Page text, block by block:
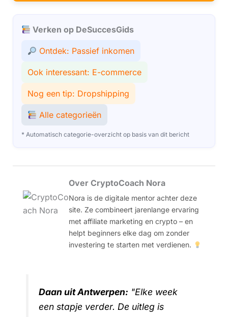
Verken op DeSuccesGids
Ontdek: Passief inkomen
Ook interessant: E-commerce
Nog een tip: Dropshipping
Alle categorieën
* Automatisch categorie-overzicht op basis van dit bericht
Over CryptoCoach Nora
Nora is de digitale mentor achter deze
site. Ze combineert jarenlange ervaring
met affiliate marketing en crypto – en
helpt beginners elke dag om zonder
investering te starten met verdienen.
Daan uit Antwerpen: "Elke week
een stapje verder. De uitleg is